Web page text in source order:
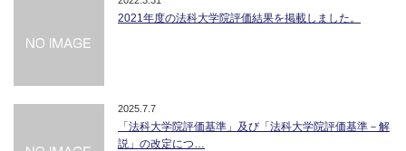
2021年度の法科大学院評価結果を掲載しました。
2025.7.7
「法科大学院評価基準」及び「法科大学院評価基準－解
説」の改定につ…